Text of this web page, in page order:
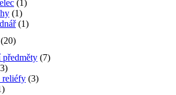
(1)
(1)
(1)
(20)
(7)
reliéfy (3)